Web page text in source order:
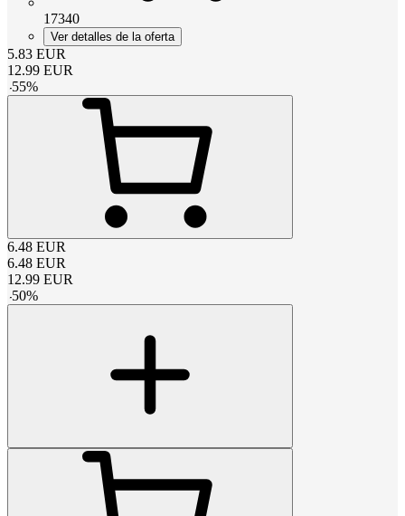
17340
Ver detalles de la oferta
5.83 EUR
12.99 EUR
-55%
6.48 EUR
6.48 EUR
12.99 EUR
-50%